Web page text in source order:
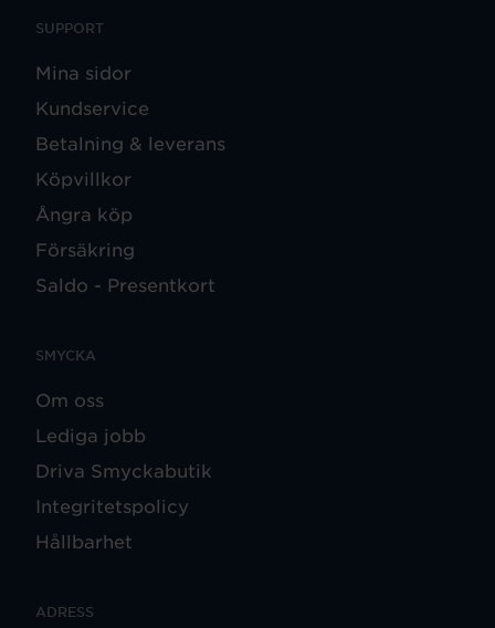
SUPPORT
Mina sidor
Kundservice
Betalning & leverans
Köpvillkor
Ångra köp
Försäkring
Saldo - Presentkort
SMYCKA
Om oss
Lediga jobb
Driva Smyckabutik
Integritetspolicy
Hållbarhet
ADRESS